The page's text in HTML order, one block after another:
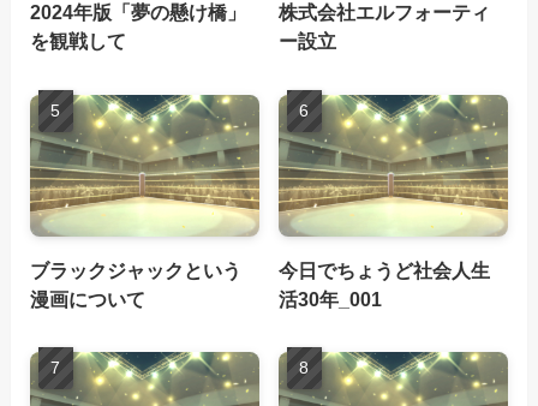
2024年版「夢の懸け橋」
を観戦して
株式会社エルフォーティ
ー設立
ブラックジャックという
漫画について
今日でちょうど社会人生
活30年_001